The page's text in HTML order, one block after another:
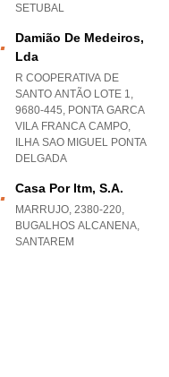
SETUBAL
Damião De Medeiros,
Lda
R COOPERATIVA DE
SANTO ANTÃO LOTE 1,
9680-445, PONTA GARCA
VILA FRANCA CAMPO,
ILHA SAO MIGUEL PONTA
DELGADA
Casa Por Itm, S.a.
MARRUJO, 2380-220,
BUGALHOS ALCANENA,
SANTAREM